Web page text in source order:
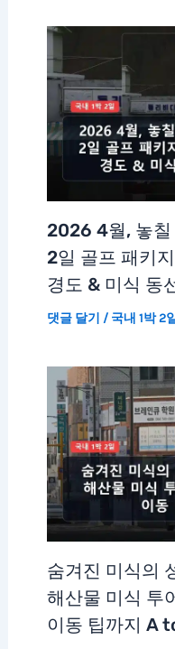
2026 4월, 놓칠
2일 골프 패키
경도 & 미식 동
댓글 달기 / 국내 1박 2
숨겨진 미식의
해산물 미식 투
이동 팁까지 A